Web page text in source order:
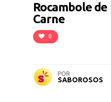
Rocambole de
Carne
0
POR
SABOROSOS